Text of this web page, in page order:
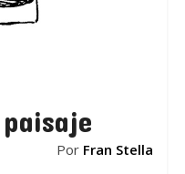
Por Fran Stella